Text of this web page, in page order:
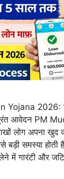
2026:
आवेदन PM
लोग अपना खुद
समस्या होती
में गारंटी और